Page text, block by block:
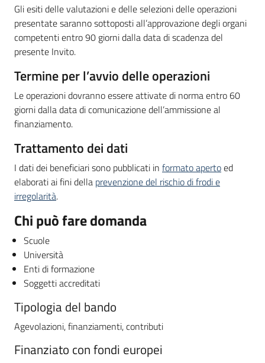
Gli esiti delle valutazioni e delle selezioni delle operazioni
presentate saranno sottoposti all’approvazione degli organi
competenti entro 90 giorni dalla data di scadenza del
presente Invito.
Termine per l’avvio delle operazioni
Le operazioni dovranno essere attivate di norma entro 60
giorni dalla data di comunicazione dell’ammissione al
finanziamento.
Trattamento dei dati
I dati dei beneficiari sono pubblicati in formato apertoed
elaborati ai fini della prevenzione del rischio di frodi e
irregolarità.
Chi può fare domanda
Scuole
Università
Enti di formazione
Soggetti accreditati
Tipologia del bando
Agevolazioni, finanziamenti, contributi
Finanziato con fondi europei